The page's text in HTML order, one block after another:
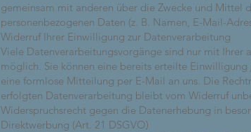
gemeinsam mit anderen über die Zwecke und Mittel
personenbezogenen Daten (z. B. Namen, E-Mail-
Widerruf Ihrer Einwilligung zur Datenverarbeitung
Viele Datenverarbeitungsvorgänge sind nur mit Ihrer
möglich. Sie können eine bereits erteilte
eine formlose Mitteilung per E-Mail an uns. Die
erfolgten Datenverarbeitung bleibt vom Widerruf
Widerspruchsrecht gegen die Datenerhebung in
Direktwerbung (Art. 21 DSGVO)